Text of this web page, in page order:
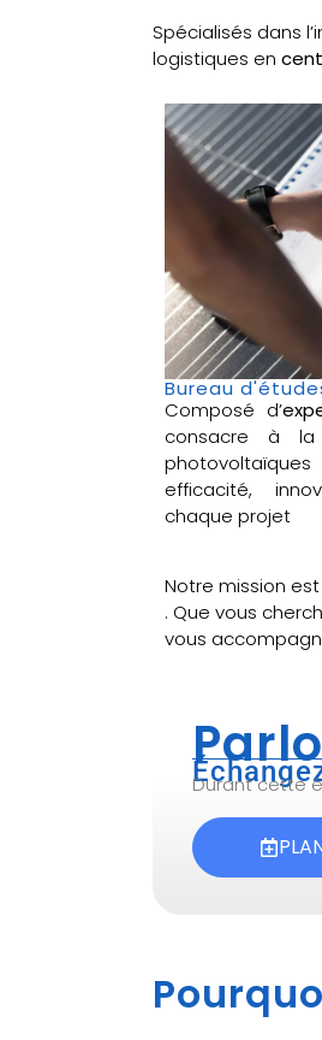
Spécialisés dans
logistiques en
Bureau
Composé d’
consacre à la
efficacité,
chaque projet
Notre mission
. Que vous
vous
Durant cette